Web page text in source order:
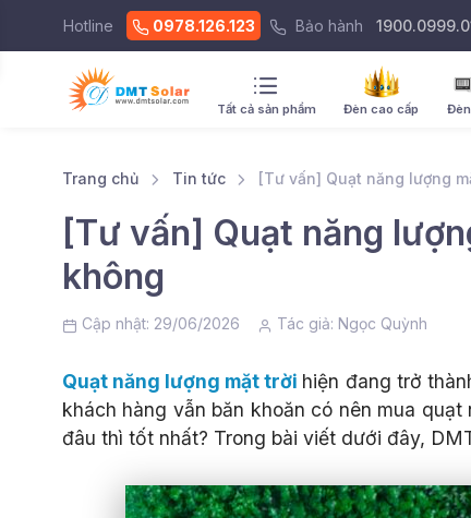
Hotline 0978.126.123 Bảo hành
Tất cả sản phẩm Đèn cao cấp
Trang chủ Tin tức [Tư vấn] Quạt năng lượng
[Tư vấn] Quạt năng
không
Cập nhật: 29/06/2026 Tác giả: Ngọc Quỳnh
Quạt năng lượng mặt trời hiện đang trở
khách hàng vẫn băn khoăn có nên mua
đâu thì tốt nhất? Trong bài viết dưới đây,